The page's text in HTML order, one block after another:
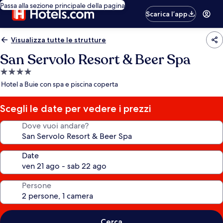
Passa alla sezione principale della pagina
Scarica l’app
Visualizza tutte le strutture
San Servolo Resort & Beer Spa
Struttura
a
stelle
Hotel a Buie con spa e piscina coperta
Scegli le date per vedere i prezzi
Dove vuoi andare?
Date
Persone